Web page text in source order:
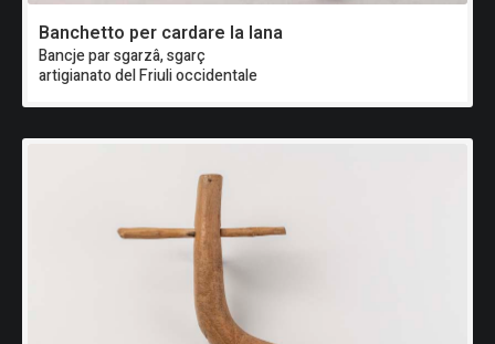
Banchetto per cardare la lana
Bancje par sgarzâ, sgarç
artigianato del Friuli occidentale